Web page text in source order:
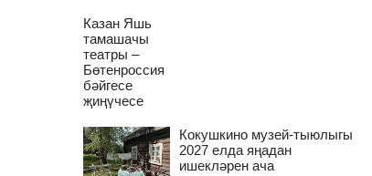
Казан Яшь
тамашачы
театры –
Бөтенроссия
бәйгесе
җиңүчесе
Кокушкино музей-тыюлыгы
2027 елда яңадан
ишекләрен ача